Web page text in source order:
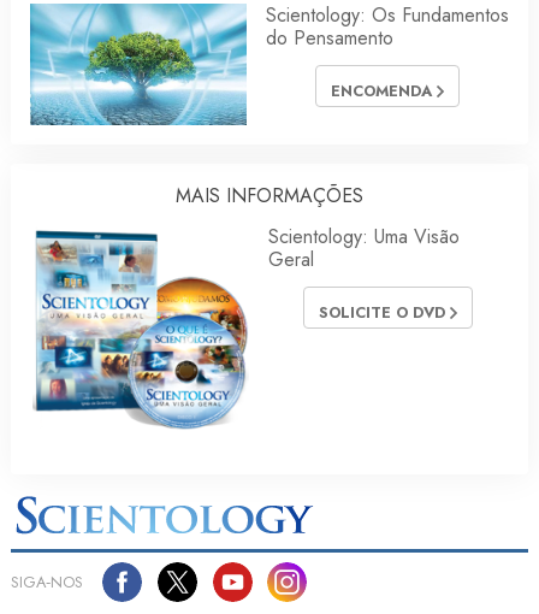
Scientology: Os Fundamentos
do Pensamento
ENCOMENDA
MAIS INFORMAÇÕES
Scientology: Uma Visão
Geral
SOLICITE O DVD
SIGA‑NOS